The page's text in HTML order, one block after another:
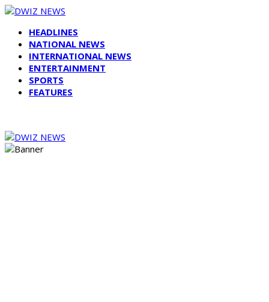
HEADLINES
NATIONAL NEWS
INTERNATIONAL NEWS
ENTERTAINMENT
SPORTS
FEATURES